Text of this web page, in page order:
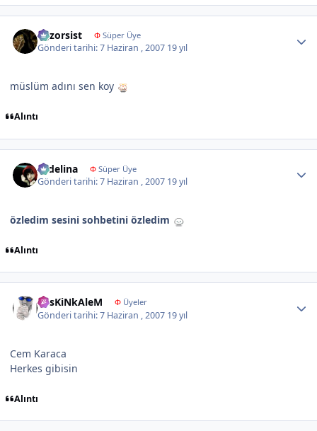
egzorsist ΦSüper Üye
Gönderi tarihi:7 Haziran , 2007 19 yıl
müslüm adını sen koy
Alıntı
sedelina ΦSüper Üye
Gönderi tarihi:7 Haziran , 2007 19 yıl
özledim sesini sohbetini özledim
Alıntı
KesKiNkAleM ΦÜyeler
Gönderi tarihi:7 Haziran , 2007 19 yıl
Cem Karaca
Herkes gibisin
Alıntı